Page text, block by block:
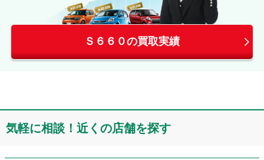
Ｓ６６０の買取実績
気軽に相談！近くの店舗を探す